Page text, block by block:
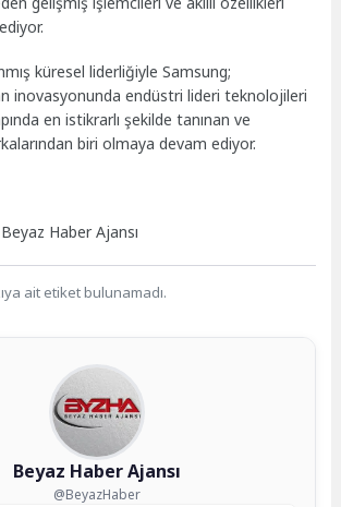
küresel liderliğiyle Samsung;
inovasyonunda endüstri lideri teknolojileri
en istikrarlı şekilde tanınan ve
biri olmaya devam ediyor.
Haber Ajansı
ait etiket bulunamadı.
Beyaz Haber Ajansı
@BeyazHaber